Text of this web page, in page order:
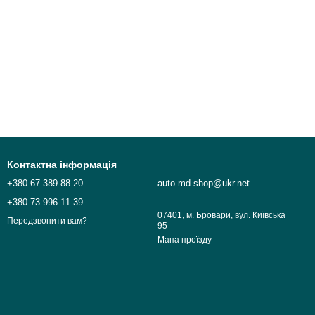
Контактна інформація
+380 67 389 88 20
+380 73 996 11 39
Передзвонити вам?
auto.md.shop@ukr.net
07401, м. Бровари, вул. Київська
95
Мапа проїзду